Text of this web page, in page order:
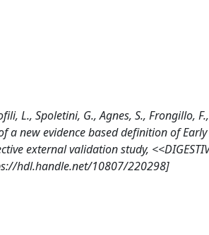
L., Spoletini, G., Agnes, S., Frongillo,
a new evidence based definition of
external validation study,
hdl.handle.net/10807/220298]